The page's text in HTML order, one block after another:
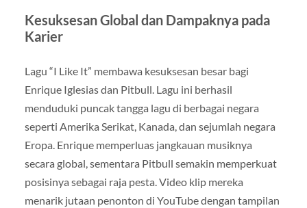
Kesuksesan Global dan Dampaknya pada
Karier
Lagu “I Like It” membawa kesuksesan besar bagi
Enrique Iglesias dan Pitbull. Lagu ini berhasil
menduduki puncak tangga lagu di berbagai negara
seperti Amerika Serikat, Kanada, dan sejumlah negara
Eropa. Enrique memperluas jangkauan musiknya
secara global, sementara Pitbull semakin memperkuat
posisinya sebagai raja pesta. Video klip mereka
menarik jutaan penonton di YouTube dengan tampilan